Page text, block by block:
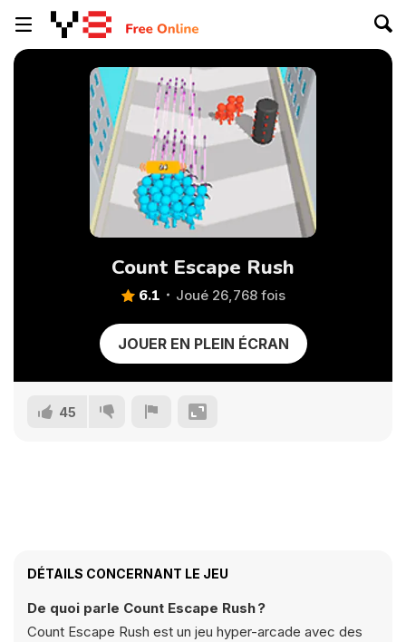
Count Escape Rush
6.1 Joué 26,768 fois
JOUER EN PLEIN ÉCRAN
45
DÉTAILS CONCERNANT LE JEU
De quoi parle Count Escape Rush ?
Count Escape Rush est un jeu hyper-arcade avec des